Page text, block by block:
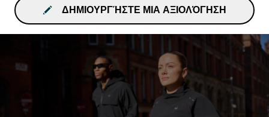
ΔΗΜΙΟΥΡΓΉΣΤΕ ΜΙΑ ΑΞΙΟΛΌΓΗΣΗ